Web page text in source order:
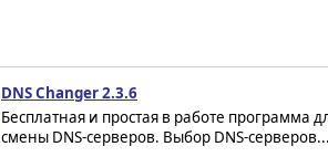
DNS Changer 2.3.6
Бесплатная и простая в работе программа
смены DNS-серверов. Выбор DNS-серверов...